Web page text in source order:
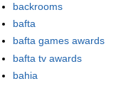
backrooms
bafta
bafta games awards
bafta tv awards
bahia